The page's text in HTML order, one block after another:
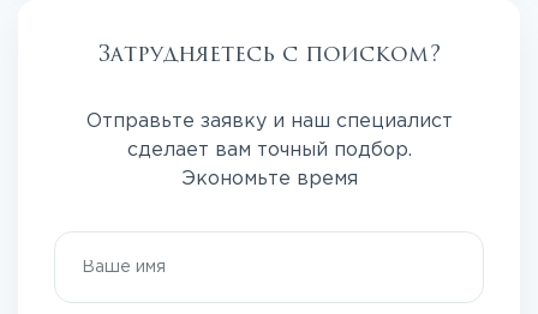
Затрудняетесь с поиском?
Отправьте заявку и наш специалист
сделает вам точный подбор.
Экономьте время